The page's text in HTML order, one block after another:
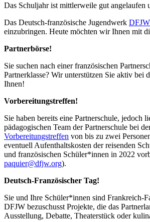
Das Schuljahr ist mittlerweile gut angelaufen
Das Deutsch-französische Jugendwerk DFJW
einzubringen. Heute möchten wir Ihnen mit
Partnerbörse!
Sie suchen nach einer französischen
Partnerklasse? Wir unterstützen Sie aktiv bei
Ihnen!
Vorbereitungstreffen!
Sie haben bereits eine Partnerschule, jedoch
pädagogischen Team der Partnerschule bei
Vorbereitungstreffen von bis zu zwei
eventuell Aufenthaltskosten der reisenden
und französischen Schüler*innen in 2022
paquier@dfjw.org).
Deutsch-Französischer Tag!
Sie und Ihre Schüler*innen sind Frankreich-
DFJW bezuschusst Projekte, die das
Ausstellung, Debatte, Theaterstück oder